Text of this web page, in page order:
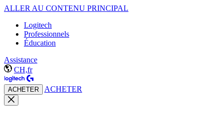
ALLER AU CONTENU PRINCIPAL
Logitech
Professionnels
Éducation
Assistance
CH,fr
ACHETER ACHETER